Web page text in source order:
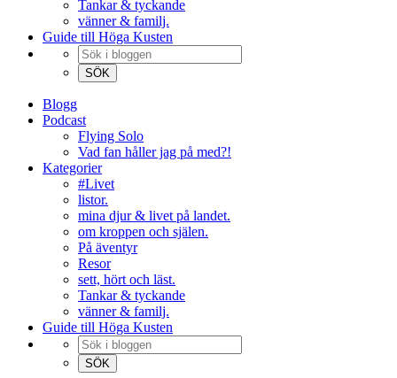
Tankar & tyckande
vänner & familj.
Guide till Höga Kusten
Blogg
Podcast
Flying Solo
Vad fan håller jag på med?!
Kategorier
#Livet
listor.
mina djur & livet på landet.
om kroppen och själen.
På äventyr
Resor
sett, hört och läst.
Tankar & tyckande
vänner & familj.
Guide till Höga Kusten